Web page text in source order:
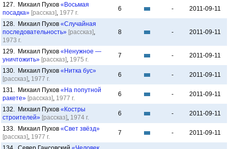
127. Михаил Пухов «Восьмая
посадка» [рассказ], 1977 г.
6 - 2011-09-11
128. Михаил Пухов «Случайная
последовательность» [рассказ],
1973 г.
8 - 2011-09-11
129. Михаил Пухов «Ненужное —
уничтожить» [рассказ], 1975 г.
7 - 2011-09-11
130. Михаил Пухов «Нитка бус»
[рассказ], 1977 г.
6 - 2011-09-11
131. Михаил Пухов «На попутной
ракете» [рассказ], 1977 г.
6 - 2011-09-11
132. Михаил Пухов «Костры
строителей» [рассказ], 1974 г.
6 - 2011-09-11
133. Михаил Пухов «Свет звёзд»
[рассказ], 1977 г.
7 - 2011-09-11